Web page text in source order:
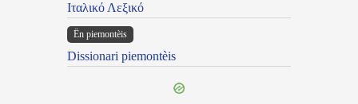
Ιταλικό Λεξικό
Ën piemontèis
Dissionari piemontèis